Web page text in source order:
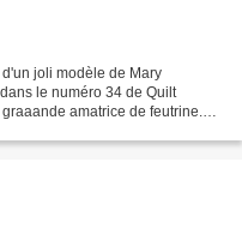
joli modèle de Mary
le numéro 34 de Quilt
amatrice de feutrine.